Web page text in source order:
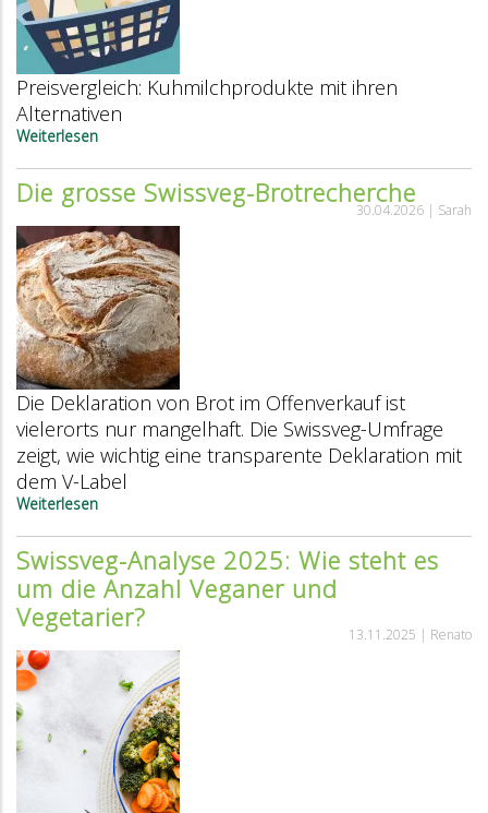
Preisvergleich: Kuhmilchprodukte mit ihren
Alternativen
Weiterlesen
Preisvergleich
2026:
konkurrenzfähig
sind
pflanzliche
Milchalternativen?
Die grosse Swissveg-Brotrecherche
30.04.2026 | Sarah
Die Deklaration von Brot im Offenverkauf ist
vielerorts nur mangelhaft. Die Swissveg-Umfrage
zeigt, wie wichtig eine transparente Deklaration mit
dem V-Label
Weiterlesen
grosse
Swissveg-
Brotrecherche
Swissveg-Analyse 2025: Wie steht es
um die Anzahl Veganer und
Vegetarier?
13.11.2025 | Renato